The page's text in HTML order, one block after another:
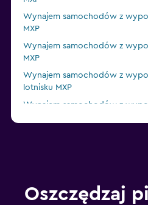
Wynajem samochodów z
MXP
Wynajem samochodów z
MXP
Wynajem samochodów z
lotnisku MXP
Wynajem samochodów z
Oszczędzaj